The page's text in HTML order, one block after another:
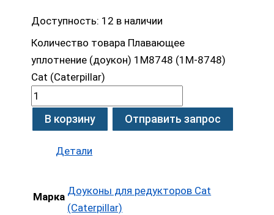
Доступность: 12 в наличии
Количество товара Плавающее
уплотнение (доукон) 1M8748 (1M-8748)
Cat (Caterpillar)
В корзину Отправить запрос
Детали
Марка Доуконы для редукторов Cat
(Caterpillar)